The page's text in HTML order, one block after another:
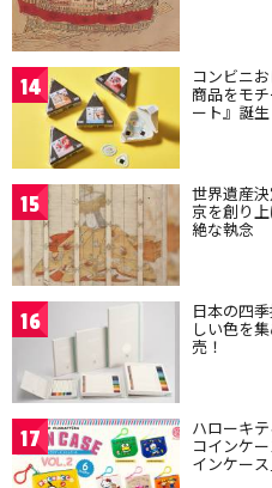
14 コンビニ
商品をモ
ート』誕生
15 世界遺産
京を創り
絶な執念
16 日本の四
しい色を
売！
17 ハローキ
コインケ
インケー